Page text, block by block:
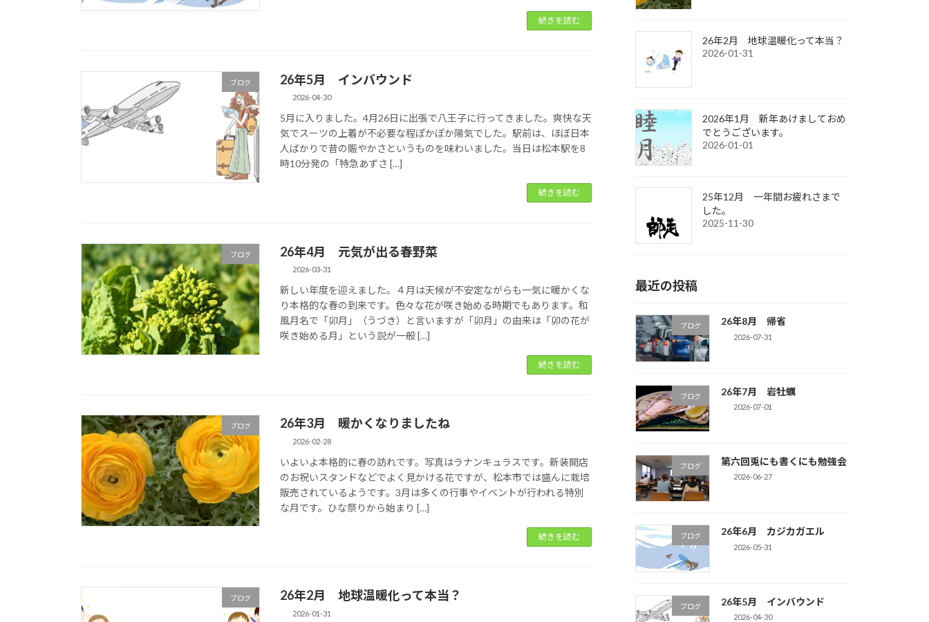
続きを読む
ブログ 26年5月 インバウンド
2026-04-30
5月に入りました。4月26日に出張で八王子に行ってきました。爽快な天
気でスーツの上着が不必要な程ぽかぽか陽気でした。駅前は、ほぼ日本
人ばかりで昔の賑やかさというものを味わいました。当日は松本駅を8
時10分発の「特急あずさ […]
続きを読む
ブログ 26年4月 元気が出る春野菜
2026-03-31
新しい年度を迎えました。４月は天候が不安定ながらも一気に暖かくな
り本格的な春の到来です。色々な花が咲き始める時期でもあります。和
風月名で「卯月」（うづき）と言いますが「卯月」の由来は「卯の花が
咲き始める月」という説が一般 […]
続きを読む
ブログ 26年3月 暖かくなりましたね
2026-02-28
いよいよ本格的に春の訪れです。写真はラナンキュラスです。新装開店
のお祝いスタンドなどでよく見かける花ですが、松本市では盛んに栽培
販売されているようです。3月は多くの行事やイベントが行われる特別
な月です。ひな祭りから始まり […]
続きを読む
ブログ 26年2月 地球温暖化って本当？
2026-01-31
26年2月 地球温暖化って本当？
2026-01-31
2026年1月 新年あけましておめ
でとうございます。
2026-01-01
25年12月 一年間お疲れさまで
した。
2025-11-30
最近の投稿
ブログ 26年8月 帰省
2026-07-31
ブログ 26年7月 岩牡蠣
2026-07-01
ブログ 第六回兎にも書くにも勉強会
2026-06-27
ブログ 26年6月 カジカガエル
2026-05-31
ブログ 26年5月 インバウンド
2026-04-30